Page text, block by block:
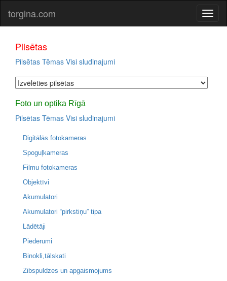
torgina.com
Pilsētas
Pilsētas Tēmas Visi sludinajumi
Foto un optika Rīgā
Pilsētas Tēmas Visi sludinajumi
Digitālās fotokameras
Spoguļkameras
Filmu fotokameras
Objektīvi
Akumulatori
Akumulatori “pirkstiņu” tipa
Lādētāji
Piederumi
Binokli,tālskati
Zibspuldzes un apgaismojums